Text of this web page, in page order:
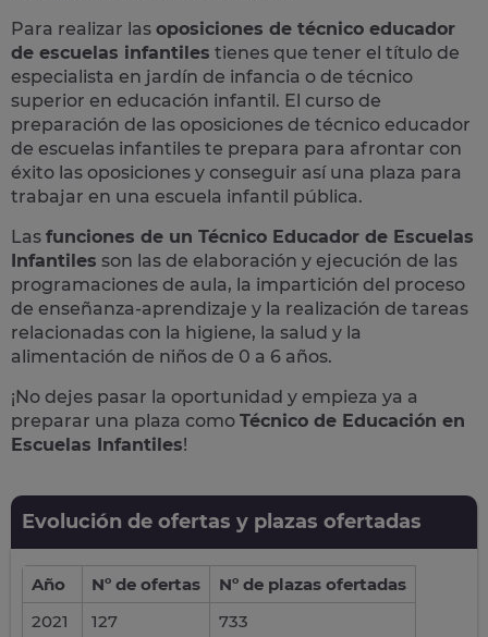
Para realizar las oposiciones de técnico educador
de escuelas infantiles tienes que tener el título de
especialista en jardín de infancia o de técnico
superior en educación infantil. El curso de
preparación de las oposiciones de técnico educador
de escuelas infantiles te prepara para afrontar con
éxito las oposiciones y conseguir así una plaza para
trabajar en una escuela infantil pública.
Las funciones de un Técnico Educador de Escuelas
Infantiles son las de elaboración y ejecución de las
programaciones de aula, la impartición del proceso
de enseñanza-aprendizaje y la realización de tareas
relacionadas con la higiene, la salud y la
alimentación de niños de 0 a 6 años.
¡No dejes pasar la oportunidad y empieza ya a
preparar una plaza como Técnico de Educación en
Escuelas Infantiles!
Evolución de ofertas y plazas ofertadas
Año Nº de ofertas
Nº de plazas ofertadas
2021
127 733